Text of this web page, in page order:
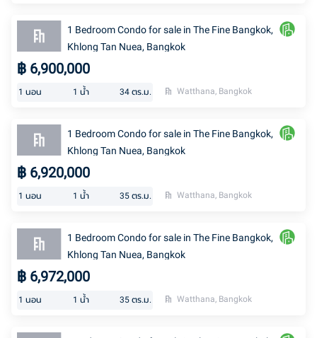
1 Bedroom Condo for sale in The Fine Bangkok,
Khlong Tan Nuea, Bangkok
฿ 6,900,000
1 นอน 1 น้ำ 34 ตร.ม. Watthana, Bangkok
1 Bedroom Condo for sale in The Fine Bangkok,
Khlong Tan Nuea, Bangkok
฿ 6,920,000
1 นอน 1 น้ำ 35 ตร.ม. Watthana, Bangkok
1 Bedroom Condo for sale in The Fine Bangkok,
Khlong Tan Nuea, Bangkok
฿ 6,972,000
1 นอน 1 น้ำ 35 ตร.ม. Watthana, Bangkok